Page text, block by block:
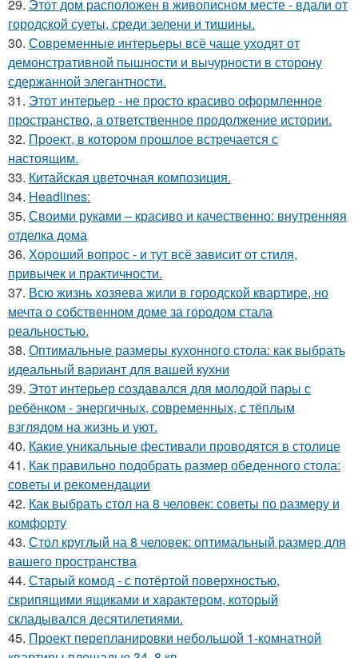
29. Этот дом расположен в живописном месте - вдали от
городской суеты, среди зелени и тишины.
30. Современные интерьеры всё чаще уходят от
демонстративной пышности и вычурности в сторону
сдержанной элегантности.
31. Этот интерьер - не просто красиво оформленное
пространство, а ответственное продолжение истории.
32. Проект, в котором прошлое встречается с
настоящим.
33. Китайская цветочная композиция.
34. Headlines:
35. Своими руками – красиво и качественно: внутренняя
отделка дома
36. Хороший вопрос - и тут всё зависит от стиля,
привычек и практичности.
37. Всю жизнь хозяева жили в городской квартире, но
мечта о собственном доме за городом стала
реальностью.
38. Оптимальные размеры кухонного стола: как выбрать
идеальный вариант для вашей кухни
39. Этот интерьер создавался для молодой пары с
ребёнком - энергичных, современных, с тёплым
взглядом на жизнь и уют.
40. Какие уникальные фестивали проводятся в столице
41. Как правильно подобрать размер обеденного стола:
советы и рекомендации
42. Как выбрать стол на 8 человек: советы по размеру и
комфорту
43. Стол круглый на 8 человек: оптимальный размер для
вашего пространства
44. Старый комод - с потёртой поверхностью,
скрипящими ящиками и характером, который
складывался десятилетиями.
45. Проект перепланировки небольшой 1-комнатной